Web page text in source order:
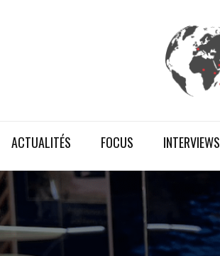
ACTUALITÉS FOCUS INTERVIEWS